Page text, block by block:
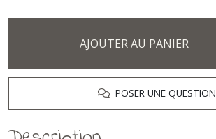
AJOUTER AU PANIER
POSER UNE QUESTION